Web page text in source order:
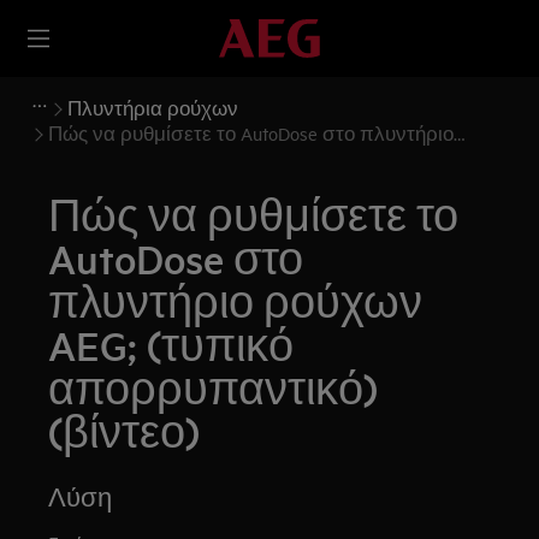
Πλυντήρια ρούχων
Πώς να ρυθμίσετε το AutoDose στο πλυντήριο
Πώς να ρυθμίσετε το
AutoDose στο
πλυντήριο ρούχων
AEG; (τυπικό
απορρυπαντικό)
(βίντεο)
Λύση